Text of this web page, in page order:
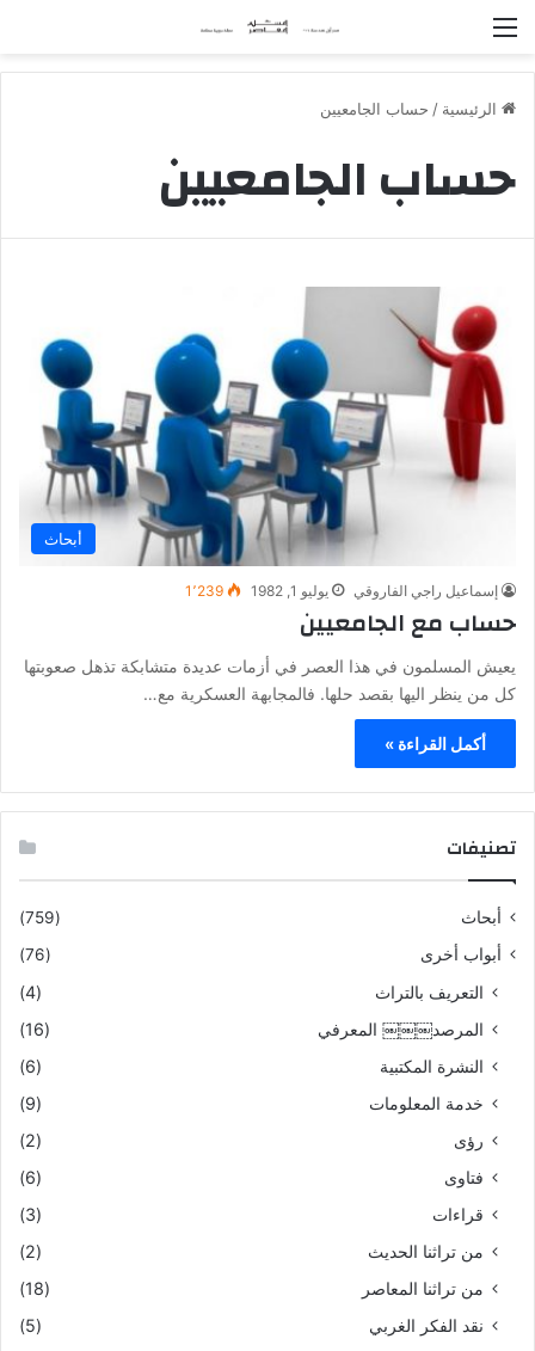
الرئيسية / حساب الجامعيين
حساب الجامعيين
أبحاث
إسماعيل راجي الفاروقي يوليو 1, 1982 1٬239
حساب مع الجامعيين
يعيش المسلمون في هذا العصر في أزمات عديدة متشابكة تذهل صعوبتها
كل من ينظر اليها بقصد حلها. فالمجابهة العسكرية مع…
أكمل القراءة »
تصنيفات
أبحاث
(759)
أبواب أخرى
(76)
التعريف بالتراث
(4)
المرصد￼￼￼ المعرفي
(16)
النشرة المكتبية
(6)
خدمة المعلومات
(9)
رؤى
(2)
فتاوى
(6)
قراءات
(3)
من تراثنا الحديث
(2)
من تراثنا المعاصر
(18)
نقد الفكر الغربي
(5)